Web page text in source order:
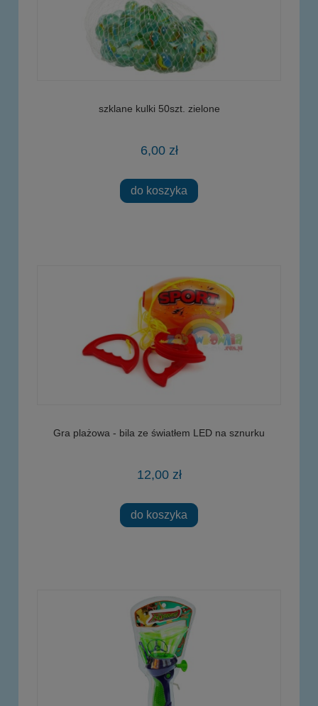
szklane kulki 50szt. zielone
6,00 zł
do koszyka
Gra plażowa - bila ze światłem LED na sznurku
12,00 zł
do koszyka